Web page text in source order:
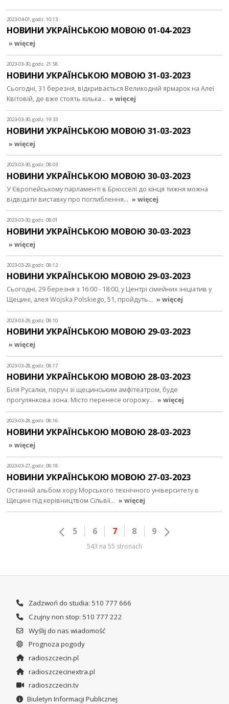
2023-04-01, godz. 10:13
НОВИНИ УКРАЇНСЬКОЮ МОВОЮ 01-04-2023
» więcej
2023-03-30, godz. 21:58
НОВИНИ УКРАЇНСЬКОЮ МОВОЮ 31-03-2023
Сьогодні, 31 березня, відкривається Великодній ярмарок на Алеї
Квітовій, де вже стоять кілька… » więcej
2023-03-30, godz. 19:33
НОВИНИ УКРАЇНСЬКОЮ МОВОЮ 31-03-2023
» więcej
2023-03-30, godz. 08:03
НОВИНИ УКРАЇНСЬКОЮ МОВОЮ 30-03-2023
У Європейському парламенті в Брюсселі до кінця тижня можна
відвідати виставку про поглиблення… » więcej
2023-03-30, godz. 08:01
НОВИНИ УКРАЇНСЬКОЮ МОВОЮ 30-03-2023
» więcej
2023-03-29, godz. 08:12
НОВИНИ УКРАЇНСЬКОЮ МОВОЮ 29-03-2023
Сьогодні, 29 березня з 16:00 - 18:00, у Центрі сімейних ініціатив у
Щецині, алея Wojska Polskiego, 51, пройдуть… » więcej
2023-03-29, godz. 08:10
НОВИНИ УКРАЇНСЬКОЮ МОВОЮ 29-03-2023
» więcej
2023-03-28, godz. 08:17
НОВИНИ УКРАЇНСЬКОЮ МОВОЮ 28-03-2023
Біля Русалки, поруч зі щецинським амфітеатром, буде
прогулянкова зона. Місто перенесе огорожу… » więcej
2023-03-28, godz. 08:16
НОВИНИ УКРАЇНСЬКОЮ МОВОЮ 28-03-2023
» więcej
2023-03-27, godz. 08:18
НОВИНИ УКРАЇНСЬКОЮ МОВОЮ 27-03-2023
Останній альбом хору Морського технічного університету в
Щецині під керівництвом Сільвії… » więcej
5 6 7 8 9
543 na 55 stronach
Zadzwoń do studia: 510 777 666
Czujny non stop: 510 777 222
Wyślij do nas wiadomość
Prognoza pogody
radioszczecin.pl
radioszczecinextra.pl
radioszczecin.tv
Biuletyn Informacji Publicznej